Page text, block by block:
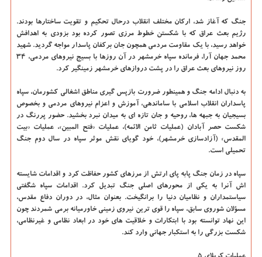
جنگ که آغاز شد، ارکان مختلف انقلاب درحال تحکیم و تقویت ساختارها بودند.
رژیم بعث عراق که با شکستن خطوط مرزی تصور کرده بود بزودی به اهدافش
خواهد رسید، با یک مقاومت مردمی همچون جان برکفان پاسدار مواجه گردید. شهید
محمد جهان آرا، فرمانده سپاه خرمشهر در آن روزها با بسیج نیروهای مردمی، ۳۴
روز نیروهای بعث عراق را در پشت دروازهای خرمشهر زمینگیر کرد.
به دنبال ادامه جنگ و همینطور ضرورت بازپس گیری مناطق اشغالی کشورمان، سپاه
پاسداران انقلاب اسلامی با ساماندهی، آموزش و اعزام نیروهای مردمی و بخصوص
بسیجیان به جبهه ها، روحیه و جان تازه ای به میدان نبرد بخشید. حضور پررنگ در
شکست حصر آبادان (عملیات ثامن الائمه)، عملیات «فتح المبین»، عملیات «بیت
المقدس» (آزادسازی خرمشهر)، خود گویای نقش موثر سپاه در سال دوم جنگ
تحمیلی است.
سپاه در زمان جنگ پابه پای ارتش از مرزهای کشور حفاظت کرد و اقدامات شایسته
اش آنرا به یکی از محورهای اصلی جنگ تبدیل کرد. اقدامات سپاه شگفتی
سیاستمداران و نظامیان دنیا را برانگیخت. بعنوان مثال، در دوران دفاع مقدس،
مسؤلان شوروی سابق، سپاه را قوی ترین نیروی زمینی خاورمیانه برمی شمردند چون
این نهاد توانسته بود با ابتکارات و خلاقیت های خود در ابعاد نظامی و غیرنظامی،
شکست بزرگی را به استکبار جهانی وارد کند.